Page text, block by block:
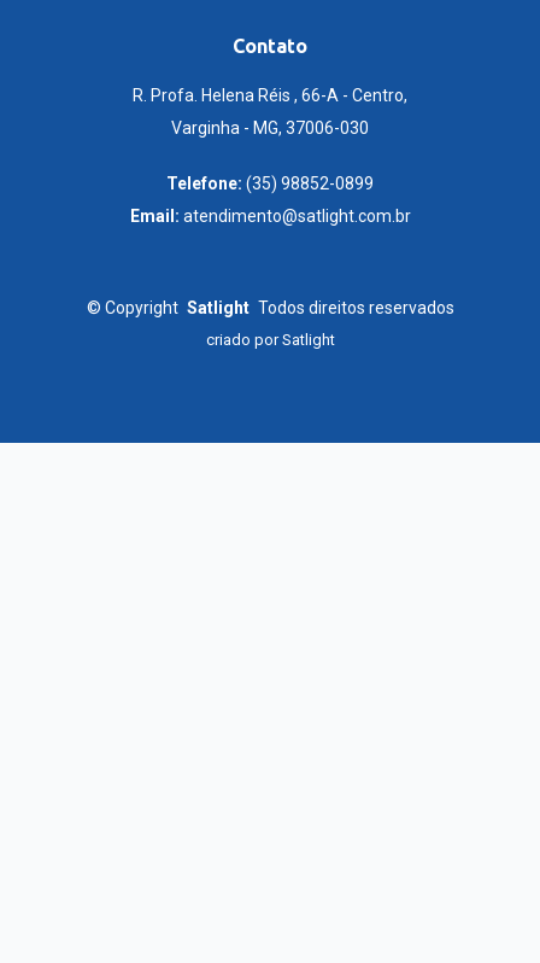
Contato
R. Profa. Helena Réis , 66-A - Centro,
Varginha - MG, 37006-030
Telefone: (35) 98852-0899
Email: atendimento@satlight.com.br
© Copyright Satlight Todos direitos reservados
criado porSatlight